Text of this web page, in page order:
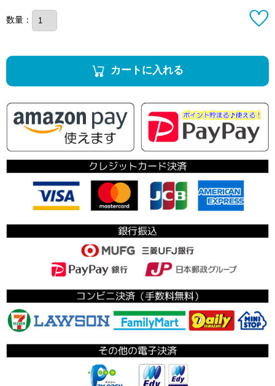
数量：
カートに入れる